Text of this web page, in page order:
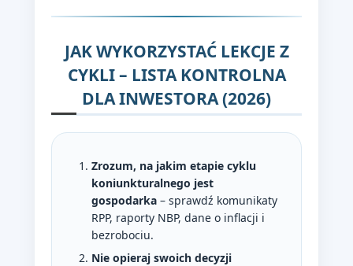
JAK WYKORZYSTAĆ LEKCJE Z
CYKLI – LISTA KONTROLNA
DLA INWESTORA (2026)
Zrozum, na jakim etapie cyklu
koniunkturalnego jest
gospodarka – sprawdź komunikaty
RPP, raporty NBP, dane o inflacji i
bezrobociu.
Nie opieraj swoich decyzji